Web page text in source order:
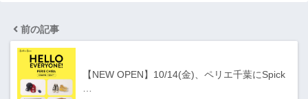
前の記事
【NEW OPEN】10/14(金)、ペリエ千葉にSpick
…